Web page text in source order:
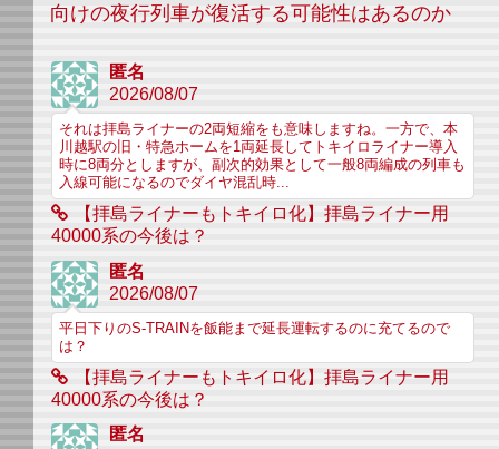
向けの夜行列車が復活する可能性はあるのか
匿名
2026/08/07
それは拝島ライナーの2両短縮をも意味しますね。一方で、本
川越駅の旧・特急ホームを1両延長してトキイロライナー導入
時に8両分としますが、副次的効果として一般8両編成の列車も
入線可能になるのでダイヤ混乱時...
【拝島ライナーもトキイロ化】拝島ライナー用
40000系の今後は？
匿名
2026/08/07
平日下りのS-TRAINを飯能まで延長運転するのに充てるので
は？
【拝島ライナーもトキイロ化】拝島ライナー用
40000系の今後は？
匿名